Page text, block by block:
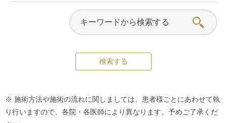
※ 施術方法や施術の流れに関しましては、患者様ごとにあわせて執
り行いますので、各院・各医師により異なります。予めご了承くだ